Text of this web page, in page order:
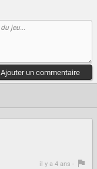
Ajouter un commentaire
il y a 4 ans -